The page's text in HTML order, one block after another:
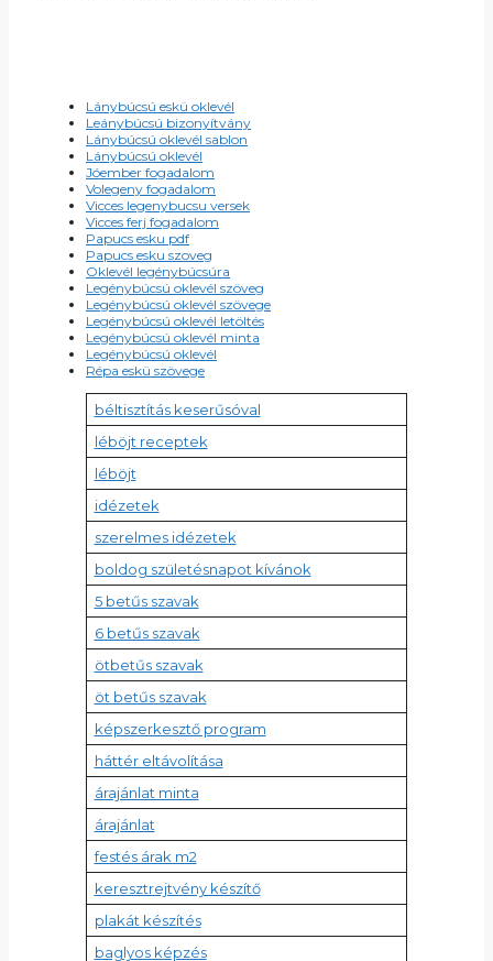
Lánybúcsú eskü oklevél
Leánybúcsú bizonyítvány
Lánybúcsú oklevél sablon
Lánybúcsú oklevél
Jóember fogadalom
Volegeny fogadalom
Vicces legenybucsu versek
Vicces ferj fogadalom
Papucs esku pdf
Papucs esku szoveg
Oklevél legénybúcsúra
Legénybúcsú oklevél szöveg
Legénybúcsú oklevél szövege
Legénybúcsú oklevél letöltés
Legénybúcsú oklevél minta
Legénybúcsú oklevél
Répa eskü szövege
béltisztítás keserűsóval
léböjt receptek
léböjt
idézetek
szerelmes idézetek
boldog születésnapot kívánok
5 betűs szavak
6 betűs szavak
ötbetűs szavak
öt betűs szavak
képszerkesztő program
háttér eltávolítása
árajánlat minta
árajánlat
festés árak m2
keresztrejtvény készítő
plakát készítés
baglyos képzés